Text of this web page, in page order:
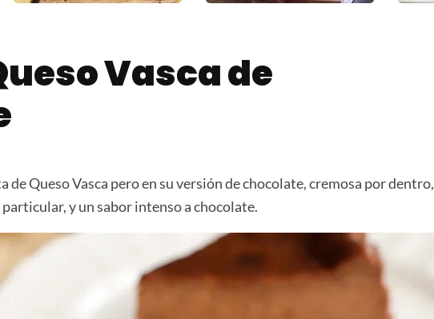
Vasca de
de Queso Vasca pero en su versión de chocolate, cremosa por dentro,
y un sabor intenso a chocolate.